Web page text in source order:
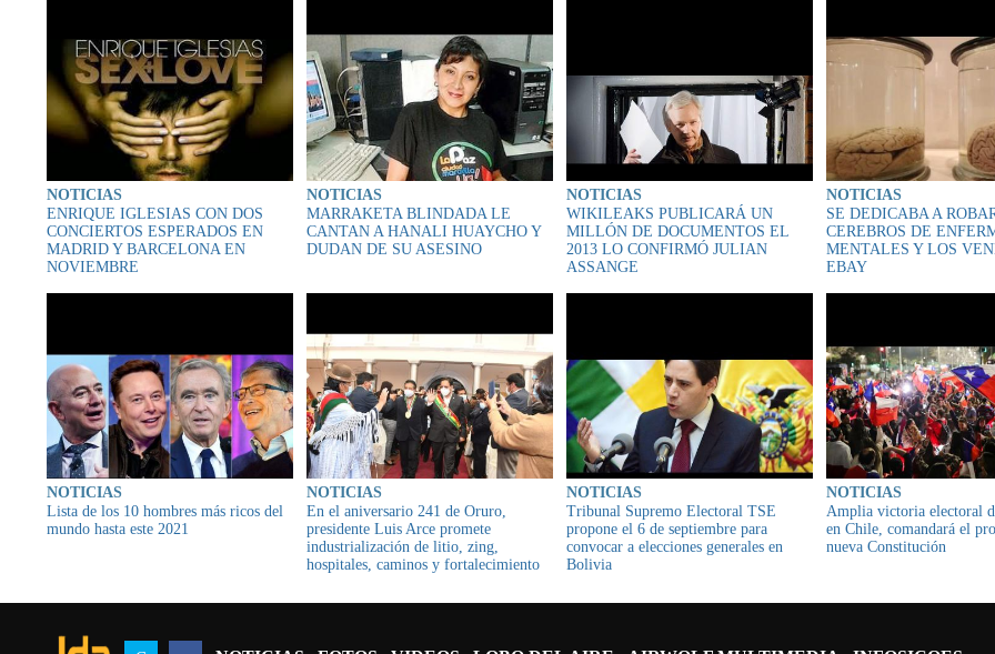
NOTICIAS
ENRIQUE IGLESIAS CON DOS
CONCIERTOS ESPERADOS EN
MADRID Y BARCELONA EN
NOVIEMBRE
NOTICIAS
MARRAKETA BLINDADA LE
CANTAN A HANALI HUAYCHO Y
DUDAN DE SU ASESINO
NOTICIAS
WIKILEAKS PUBLICARÁ UN
MILLÓN DE DOCUMENTOS EL
2013 LO CONFIRMÓ JULIAN
ASSANGE
NOTICIAS
SE DEDICABA A
CEREBROS DE
MENTALES Y LOS
EBAY
NOTICIAS
Lista de los 10 hombres más ricos del
mundo hasta este 2021
NOTICIAS
En el aniversario 241 de Oruro,
presidente Luis Arce promete
industrialización de litio, zing,
hospitales, caminos y fortalecimiento
NOTICIAS
Tribunal Supremo Electoral TSE
propone el 6 de septiembre para
convocar a elecciones generales en
Bolivia
NOTICIAS
Amplia victoria electoral
en Chile, comandará el
nueva Constitución